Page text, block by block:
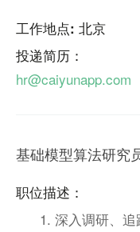
工作地点: 北京
投递简历：
hr@caiyunapp.com
基础模型算法研究
职位描述：
1. 深入调研、